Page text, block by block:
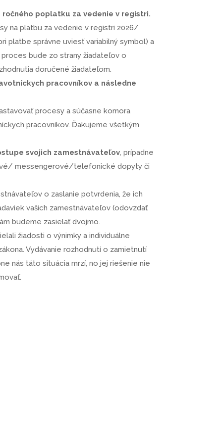
poplatku za vedenie v registri.
na platbu za vedenie v registri 2026/
platbe správne uviesť variabilný symbol) a
bude zo strany žiadateľov o
doručené žiadateľom.
pracovníkov a následne
procesy a súčasne komora
pracovníkov. Ďakujeme všetkým
svojich zamestnávateľov , prípadne
messengerové/telefonické dopyty či
o zaslanie potvrdenia, že ich
vašich zamestnávateľov (odovzdať
budeme zasielať dvojmo.
žiadosti o výnimky a individuálne
Vydávanie rozhodnutí o zamietnutí
nás táto situácia mrzí, no jej riešenie nie